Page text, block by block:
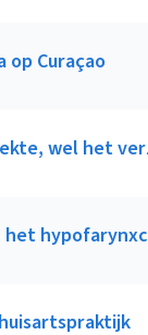
op Curaçao
wel het
het